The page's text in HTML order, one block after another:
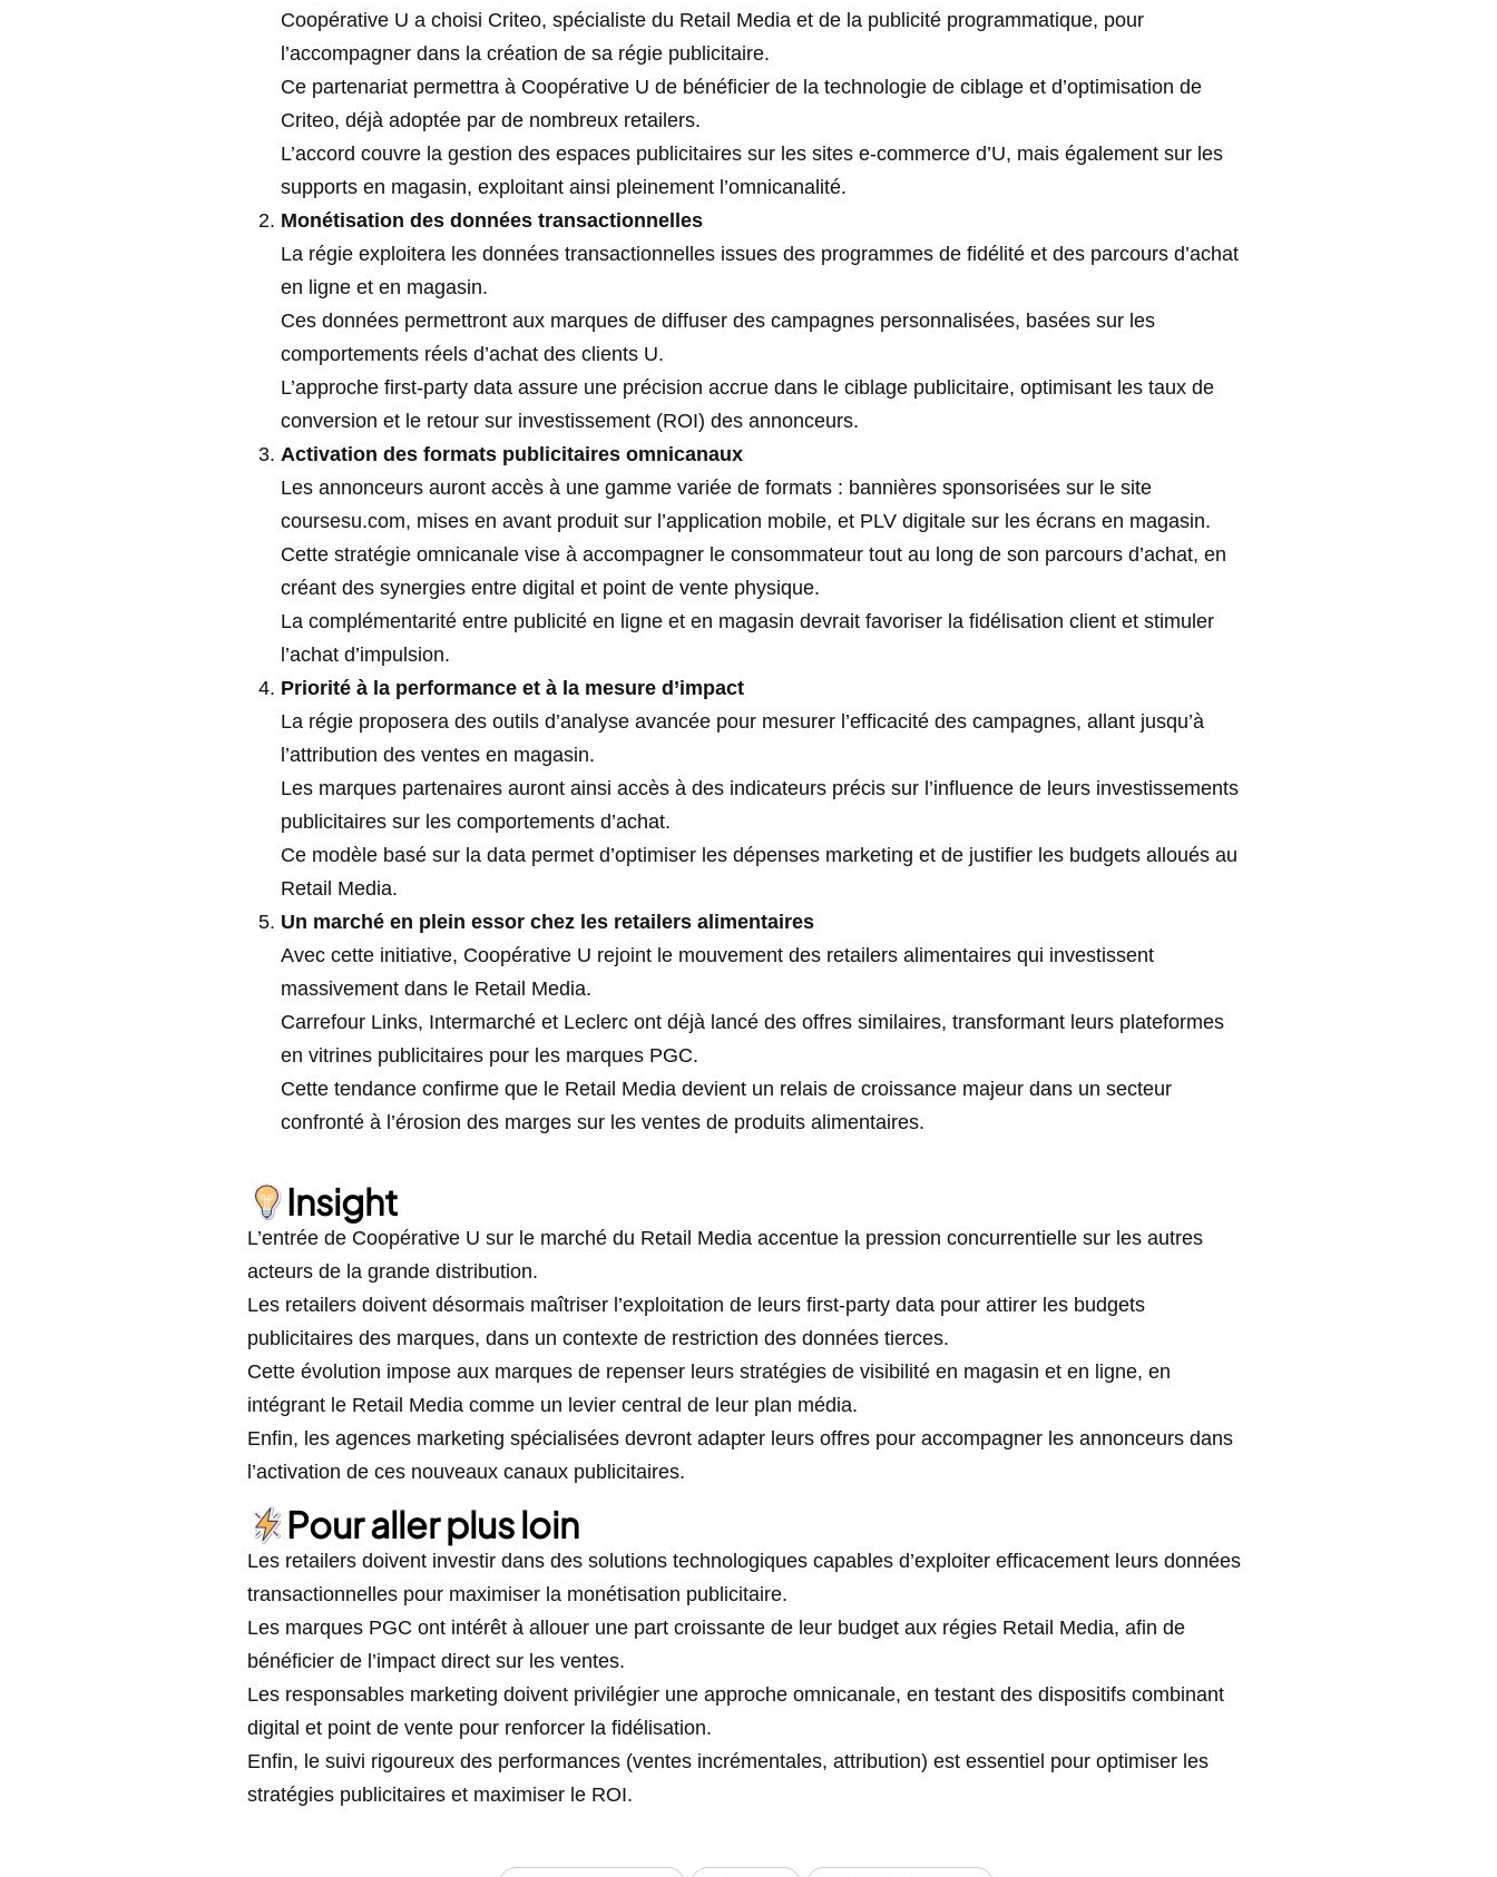
Coopérative U a choisi Criteo, spécialiste du Retail Media et de la publicité programmatique, pour
l’accompagner dans la création de sa régie publicitaire.
Ce partenariat permettra à Coopérative U de bénéficier de la technologie de ciblage et d’optimisation de
Criteo, déjà adoptée par de nombreux retailers.
L’accord couvre la gestion des espaces publicitaires sur les sites e-commerce d’U, mais également sur les
supports en magasin, exploitant ainsi pleinement l’omnicanalité.
Monétisation des données transactionnelles
La régie exploitera les données transactionnelles issues des programmes de fidélité et des parcours d’achat
en ligne et en magasin.
Ces données permettront aux marques de diffuser des campagnes personnalisées, basées sur les
comportements réels d’achat des clients U.
L’approche first-party data assure une précision accrue dans le ciblage publicitaire, optimisant les taux de
conversion et le retour sur investissement (ROI) des annonceurs.
Activation des formats publicitaires omnicanaux
Les annonceurs auront accès à une gamme variée de formats : bannières sponsorisées sur le site
coursesu.com, mises en avant produit sur l’application mobile, et PLV digitale sur les écrans en magasin.
Cette stratégie omnicanale vise à accompagner le consommateur tout au long de son parcours d’achat, en
créant des synergies entre digital et point de vente physique.
La complémentarité entre publicité en ligne et en magasin devrait favoriser la fidélisation client et stimuler
l’achat d’impulsion.
Priorité à la performance et à la mesure d’impact
La régie proposera des outils d’analyse avancée pour mesurer l’efficacité des campagnes, allant jusqu’à
l’attribution des ventes en magasin.
Les marques partenaires auront ainsi accès à des indicateurs précis sur l’influence de leurs investissements
publicitaires sur les comportements d’achat.
Ce modèle basé sur la data permet d’optimiser les dépenses marketing et de justifier les budgets alloués au
Retail Media.
Un marché en plein essor chez les retailers alimentaires
Avec cette initiative, Coopérative U rejoint le mouvement des retailers alimentaires qui investissent
massivement dans le Retail Media.
Carrefour Links, Intermarché et Leclerc ont déjà lancé des offres similaires, transformant leurs plateformes
en vitrines publicitaires pour les marques PGC.
Cette tendance confirme que le Retail Media devient un relais de croissance majeur dans un secteur
confronté à l’érosion des marges sur les ventes de produits alimentaires.
Insight
L’entrée de Coopérative U sur le marché du Retail Media accentue la pression concurrentielle sur les autres
acteurs de la grande distribution.
Les retailers doivent désormais maîtriser l’exploitation de leurs first-party data pour attirer les budgets
publicitaires des marques, dans un contexte de restriction des données tierces.
Cette évolution impose aux marques de repenser leurs stratégies de visibilité en magasin et en ligne, en
intégrant le Retail Media comme un levier central de leur plan média.
Enfin, les agences marketing spécialisées devront adapter leurs offres pour accompagner les annonceurs dans
l’activation de ces nouveaux canaux publicitaires.
Pour aller plus loin
Les retailers doivent investir dans des solutions technologiques capables d’exploiter efficacement leurs données
transactionnelles pour maximiser la monétisation publicitaire.
Les marques PGC ont intérêt à allouer une part croissante de leur budget aux régies Retail Media, afin de
bénéficier de l’impact direct sur les ventes.
Les responsables marketing doivent privilégier une approche omnicanale, en testant des dispositifs combinant
digital et point de vente pour renforcer la fidélisation.
Enfin, le suivi rigoureux des performances (ventes incrémentales, attribution) est essentiel pour optimiser les
stratégies publicitaires et maximiser le ROI.